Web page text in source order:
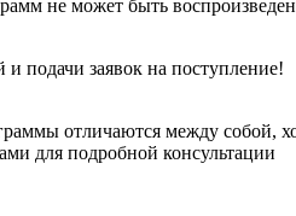
не может быть
подачи заявок на поступление!
отличаются между собой,
для подробной консультации